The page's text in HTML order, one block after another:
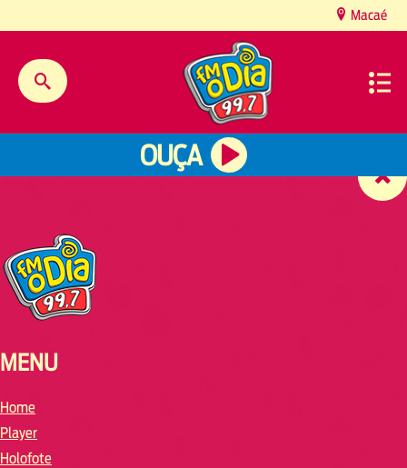
Macaé
OUÇA
MENU
Home
Player
Holofote